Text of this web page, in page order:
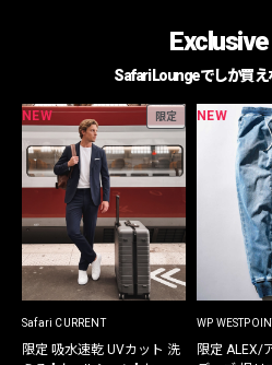
Safari Loungeでしか買
NEW 限定
Safari CURRENT
限定 吸水速乾 UVカット 洗
NEW
WP
限定 ALEX/